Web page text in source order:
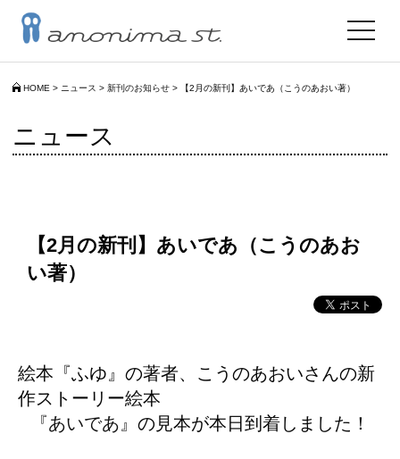
HOME > ニュース > 新刊のお知らせ > 【2月の新刊】あいであ（こうのあおい著）
toggle
ニュース
【2月の新刊】あいであ（こうのあお
い著）
絵本『ふゆ』の著者、こうのあおいさんの新
作ストーリー絵本
『あいであ』 の見本が本日到着しました！